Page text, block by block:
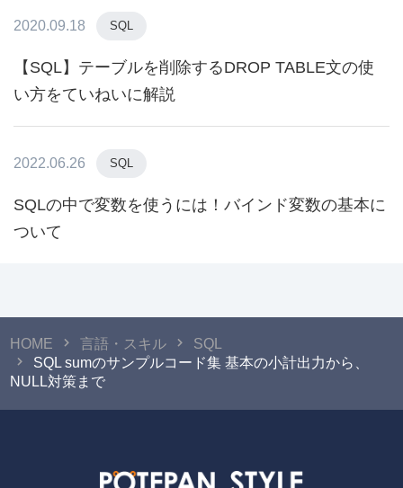
2020.09.18 SQL
【SQL】テーブルを削除するDROP TABLE文の使
い方をていねいに解説
2022.06.26 SQL
SQLの中で変数を使うには！バインド変数の基本に
ついて
HOME 言語・スキル
SQL
SQL sumのサンプルコード集 基本の小計出力から、
NULL対策まで